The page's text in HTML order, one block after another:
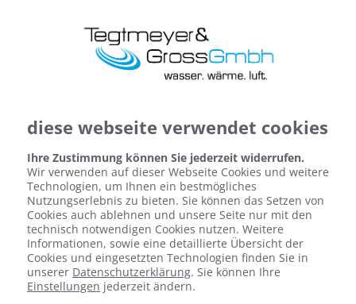
Unsere Partner
diese webseite verwendet cookies
Ihre Zustimmung können Sie jederzeit widerrufen.
Wir verwenden auf dieser Webseite Cookies und weitere
Technologien, um Ihnen ein bestmögliches
Nutzungserlebnis zu bieten. Sie können das Setzen von
Cookies auch ablehnen und unsere Seite nur mit den
technisch notwendigen Cookies nutzen. Weitere
Informationen, sowie eine detaillierte Übersicht der
Cookies und eingesetzten Technologien finden Sie in
unserer Datenschutzerklärung. Sie können Ihre
Einstellungen jederzeit ändern.